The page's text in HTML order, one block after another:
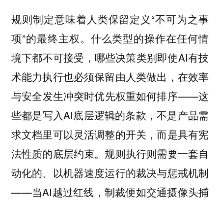
规则制定意味着人类保留定义“不可为之事
项”的最终主权。什么类型的操作在任何情
境下都不可接受，哪些决策类别即使AI有技
术能力执行也必须保留由人类做出，在效率
与安全发生冲突时优先权重如何排序——这
些都是写入AI底层逻辑的条款，不是产品需
求文档里可以灵活调整的开关，而是具有宪
法性质的底层约束。规则执行则需要一套自
动化的、以机器速度运行的裁决与惩戒机制
——当AI越过红线，制裁便如交通摄像头捕